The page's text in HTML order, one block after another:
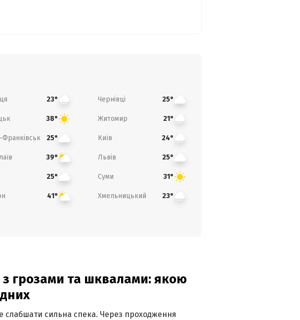
23° Чернівці 25°
38° Житомир 21°
Франківськ 25° Київ 24°
39° Львів 25°
25° Суми 31°
41° Хмельницький 23°
з грозами та шквалами: якою
слабшати сильна спека. Через проходження